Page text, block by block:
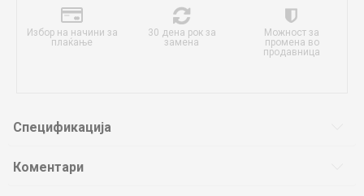
Избор на начини за
плаќање
30 дена рок за
замена
Можност за
промена во
продавница
Спецификација
Коментари